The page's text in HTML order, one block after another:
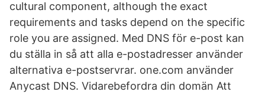
cultural component, although the exact
requirements and tasks depend on the specific
role you are assigned. Med DNS för e-post kan
du ställa in så att alla e-postadresser använder
alternativa e-postservrar. one.com använder
Anycast DNS. Vidarebefordra din domän Att